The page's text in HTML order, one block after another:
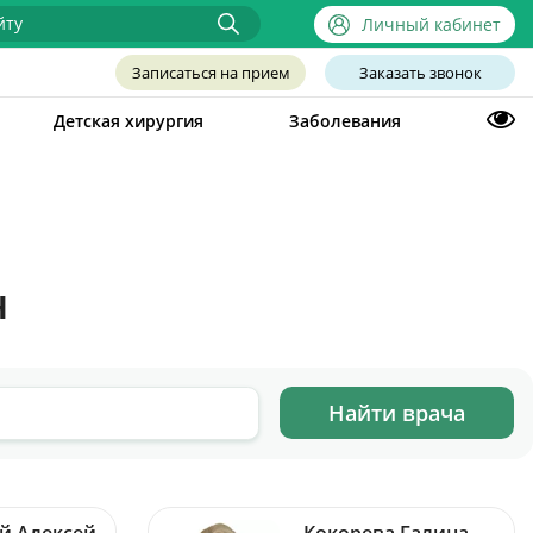
Личный кабинет
Записаться на прием Заказать звонок
Детская хирургия Заболевания